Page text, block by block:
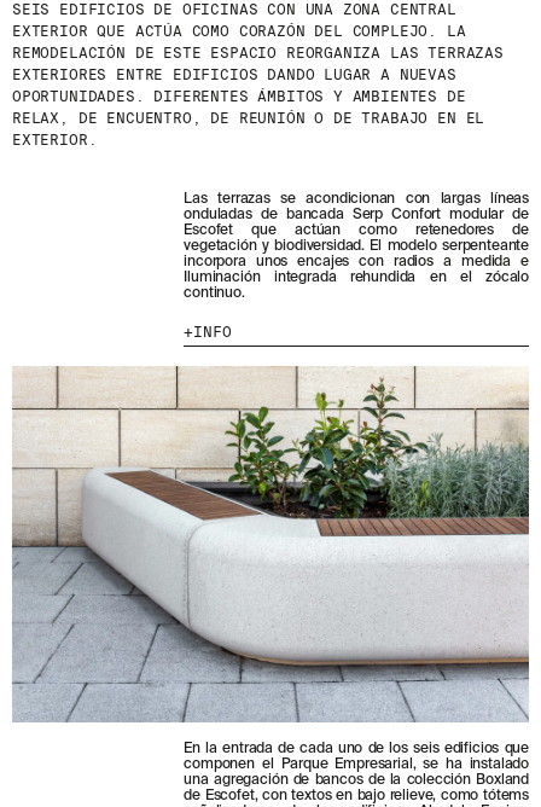
SEIS EDIFICIOS DE OFICINAS CON UNA ZONA CENTRAL
EXTERIOR QUE ACTÚA COMO CORAZÓN DEL COMPLEJO. LA
REMODELACIÓN DE ESTE ESPACIO REORGANIZA LAS TERRAZAS
EXTERIORES ENTRE EDIFICIOS DANDO LUGAR A NUEVAS
OPORTUNIDADES. DIFERENTES ÁMBITOS Y AMBIENTES DE
RELAX, DE ENCUENTRO, DE REUNIÓN O DE TRABAJO EN EL
EXTERIOR.
Las terrazas se acondicionan con largas líneas
onduladas de bancada Serp Confort modular de
Escofet que actúan como retenedores de
vegetación y biodiversidad. El modelo serpenteante
incorpora unos encajes con radios a medida e
Iluminación integrada rehundida en el zócalo
continuo.
INFO
En la entrada de cada uno de los seis edificios que
componen el Parque Empresarial, se ha instalado
una agregación de bancos de la colección Boxland
de Escofet, con textos en bajo relieve, como tótems
PRODUCTOS
PROYECTOS
DISEÑADORES
STORIES
CONTACTO
DESCARGAS
IG
IN
FB
VIMEO
NEWSLETTER
E NTÉRATE DE NUESTRAS NOVEDADES
SUSCRIBIÉNDOTE A NUESTRA NEWSLETTER.
AVISO LEGAL
POLÍTICA DE COOKIES
POLÍTICA DE PRIVACIDAD
CANAL ÉTICO
CRÉDITOS